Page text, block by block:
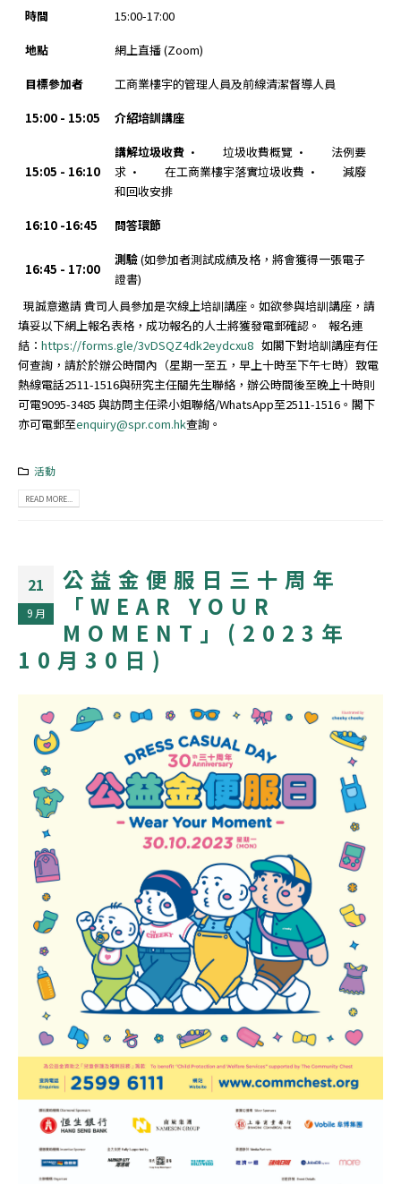
時間
15:00-17:00
地點
網上直播 (Zoom)
目標參加者
工商業樓宇的管理人員及前線清潔督導人員
15:00 - 15:05
介紹培訓講座
15:05 - 16:10
講解垃圾收費 · 垃圾收費概覽 · 法例要
求 · 在工商業樓宇落實垃圾收費 · 減廢
和回收安排
16:10 -16:45
問答環節
16:45 - 17:00
測驗(如參加者測試成績及格，將會獲得一張電子
證書)
現誠意邀請 貴司人員參加是次線上培訓講座。如欲參與培訓講座，請
填妥以下網上報名表格，成功報名的人士將獲發電郵確認。 報名連
結： https://forms.gle/3vDSQZ4dk2eydcxu8 如閣下對培訓講座有任
何查詢，請於於辦公時間內（星期一至五，早上十時至下午七時）致電
熱線電話2511-1516與研究主任關先生聯絡，辦公時間後至晚上十時則
可電9095-3485 與訪問主任梁小姐聯絡/WhatsApp至2511-1516。閣下
亦可電郵至enquiry@spr.com.hk查詢。
活動
READ MORE...
21
9 月
公益金便服日三十周年
「WEAR YOUR
MOMENT」(2023年
10月30日)